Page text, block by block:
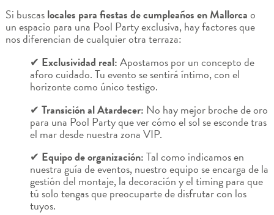
Si buscaslocales para fiestas de cumpleaños en Mallorcao
un espacio para una Pool Party exclusiva, hay factores que
nos diferencian de cualquier otra terraza:
✔ Exclusividad real:Apostamos por un concepto de
aforo cuidado. Tu evento se sentirá íntimo, con el
horizonte como único testigo.
✔ Transición al Atardecer: No hay mejor broche de oro
para una Pool Party que ver cómo el sol se esconde tras
el mar desde nuestra zona VIP.
✔ Equipo de organización:Tal como indicamos en
nuestra guía de eventos, nuestro equipo se encarga de la
gestión del montaje, la decoración y el timing para que
tú solo tengas que preocuparte de disfrutar con los
tuyos.